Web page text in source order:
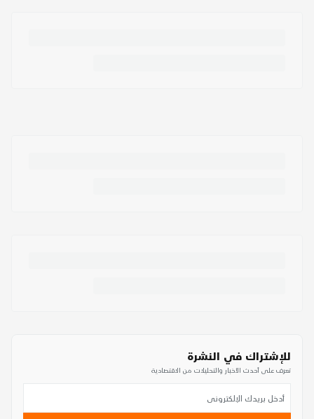
للإشتراك في النشرة
تعرف على أحدث الأخبار والتحليلات من الاقتصادية